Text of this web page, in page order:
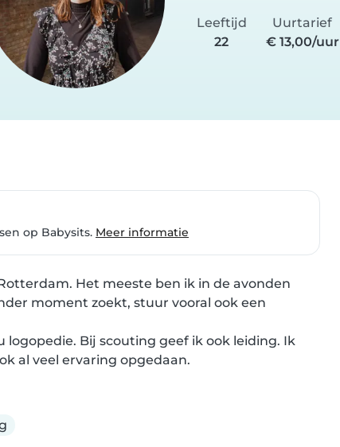
Leeftijd
22
Uurtarief
€ 13,00/uur
op Babysits. Meer informatie
Het meeste ben ik in de avonden
moment zoekt, stuur vooral ook een
Bij scouting geef ik ook leiding. Ik
al veel ervaring opgedaan.